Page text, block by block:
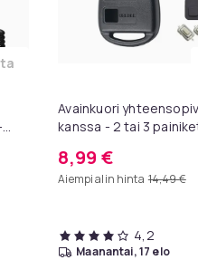
C-tyypin endoskooppi
Avainkuori
kanssa - 2 tai 3
8,99 €
Aiempi alin hinta 14,49 €
4,2
maanantai, 17 elo